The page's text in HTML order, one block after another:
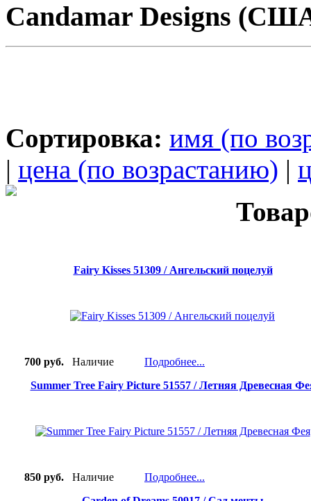
Candamar Designs
Сортировка: имя (по
| цена (по возрастанию) |
Fairy Kisses 51309 / Ангельский поцелуй
700 руб. Наличие
Подробнее...
Summer Tree Fairy Picture 51557 / Летняя Древесная
850 руб. Наличие
Подробнее...